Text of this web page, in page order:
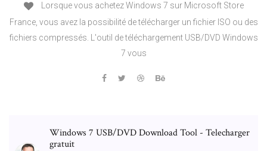
Lorsque vous achetez Windows 7 sur Microsoft Store
France, vous avez la possibilité de télécharger un fichier ISO ou des
fichiers compressés. L'outil de téléchargement USB/DVD Windows
7 vous
Windows 7 USB/DVD Download Tool - Telecharger
gratuit